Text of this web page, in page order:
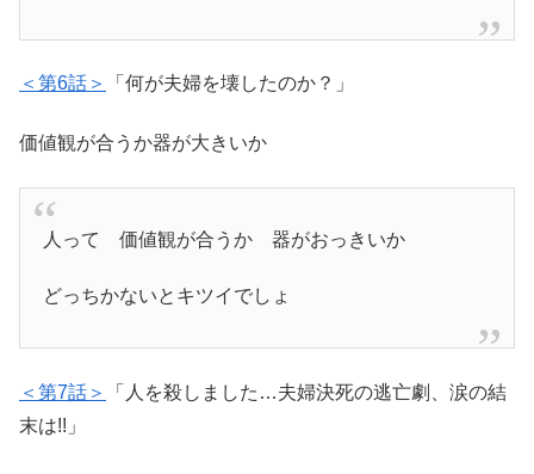
＜第6話＞ 「何が夫婦を壊したのか？」
価値観が合うか器が大きいか
人って 価値観が合うか 器がおっきいか
どっちかないとキツイでしょ
＜第7話＞
「人を殺しました…夫婦決死の逃亡劇、涙の結
末は!!」